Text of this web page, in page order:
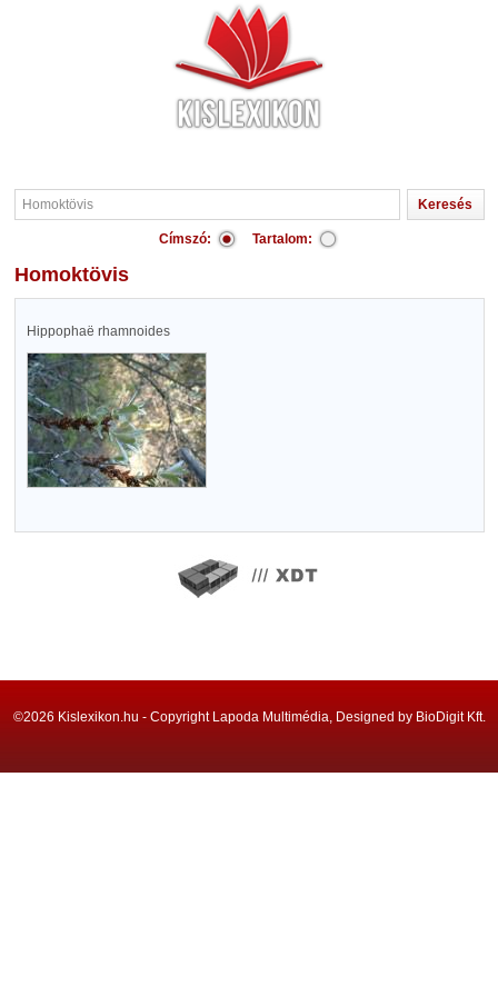
Címszó: Tartalom:
Homoktövis
Hippophaë rhamnoides
©2026 Kislexikon.hu - Copyright Lapoda Multimédia, Designed by BioDigit Kft.